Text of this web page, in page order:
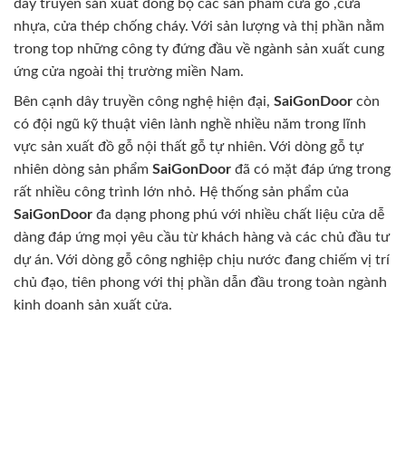
dây truyền sản xuất đồng bộ các sản phẩm cửa gỗ ,cửa
nhựa, cửa thép chống cháy. Với sản lượng và thị phần nằm
trong top những công ty đứng đầu về ngành sản xuất cung
ứng cửa ngoài thị trường miền Nam.
Bên cạnh dây truyền công nghệ hiện đại, SaiGonDoor còn
có đội ngũ kỹ thuật viên lành nghề nhiều năm trong lĩnh
vực sản xuất đồ gỗ nội thất gỗ tự nhiên. Với dòng gỗ tự
nhiên dòng sản phẩm SaiGonDoor đã có mặt đáp ứng trong
rất nhiều công trình lớn nhỏ. Hệ thống sản phẩm của
SaiGonDoor đa dạng phong phú với nhiều chất liệu cửa dễ
dàng đáp ứng mọi yêu cầu từ khách hàng và các chủ đầu tư
dự án. Với dòng gỗ công nghiệp chịu nước đang chiếm vị trí
chủ đạo, tiên phong với thị phần dẫn đầu trong toàn ngành
kinh doanh sản xuất cửa.